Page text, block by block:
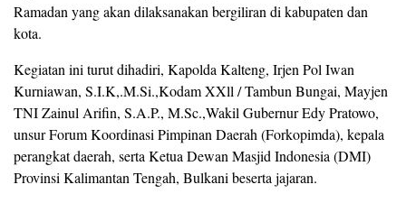
Ramadan yang akan dilaksanakan bergiliran di kabupaten dan
kota.
Kegiatan ini turut dihadiri, Kapolda Kalteng, Irjen Pol Iwan
Kurniawan, S.I.K,.M.Si.,Kodam XXll / Tambun Bungai, Mayjen
TNI Zainul Arifin, S.A.P., M.Sc.,Wakil Gubernur Edy Pratowo,
unsur Forum Koordinasi Pimpinan Daerah (Forkopimda), kepala
perangkat daerah, serta Ketua Dewan Masjid Indonesia (DMI)
Provinsi Kalimantan Tengah, Bulkani beserta jajaran.